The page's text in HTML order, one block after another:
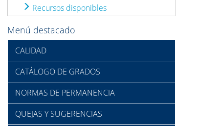
Recursos disponibles
Menú destacado
CALIDAD
CATÁLOGO DE GRADOS
NORMAS DE PERMANENCIA
QUEJAS Y SUGERENCIAS